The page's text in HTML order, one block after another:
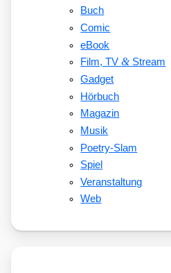
Buch
Comic
eBook
Film, TV&Stream
Gadget
Hörbuch
Magazin
Musik
Poetry-Slam
Spiel
Veranstaltung
Web